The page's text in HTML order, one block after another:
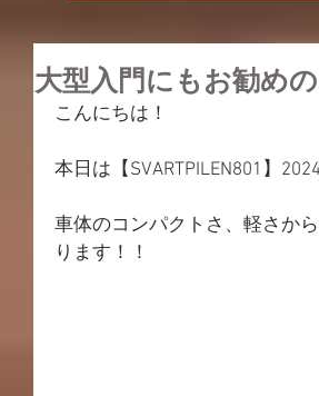
大型入門にもお勧めの
こんにちは！
本日は【SVARTPILEN801】
車体のコンパクトさ、軽さか
ります！！